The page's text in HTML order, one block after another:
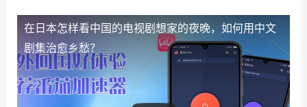
在日本怎样看中国的电视剧 想家的夜晚，如何用中文
剧集治愈乡愁？